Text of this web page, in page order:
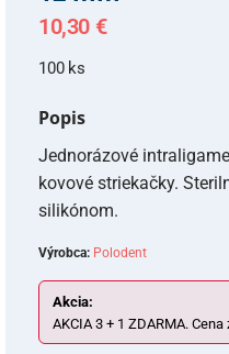
10,30 €
100 ks
Popis
Jednorázové
kovové striekačky.
silikónom.
Výrobca: Polodent
Akcia:
AKCIA 3 + 1 ZDARMA.